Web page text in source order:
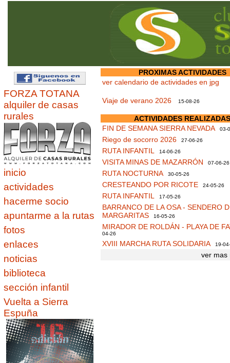
FORZA TOTANA
alquiler de casas
rurales
inicio
actividades
hacerme socio
apuntarme a la rutas
fotos
enlaces
noticias
biblioteca
sección infantil
Vuelta a Sierra
Espuña
PROXIMAS ACTIVIDADES
ver calendario de actividades en jpg
Viaje de verano 2026 15-08-26
ACTIVIDADES REALIZADAS
FIN DE SEMANA SIERRA NEVADA 03-
Riego de socorro 2026 27-06-26
RUTA INFANTIL 14-06-26
VISITA MINAS DE MAZARRÓN 07-06-26
RUTA NOCTURNA 30-05-26
CRESTEANDO POR RICOTE 24-05-26
RUTA INFANTIL 17-05-26
BARRANCO DE LA OSA - SENDERO
MARGARITAS 16-05-26
MIRADOR DE ROLDÁN - PLAYA DE
04-26
XVIII MARCHA RUTA SOLIDARIA 19-
ver mas